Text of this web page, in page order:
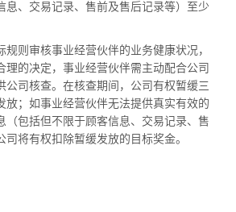
息、交易记录、售前及售后记录等）至少
规则审核事业经营伙伴的业务健康状况，
理的决定，事业经营伙伴需主动配合公司
公司核查。在核查期间，公司有权暂缓三
放；如事业经营伙伴无法提供真实有效的
（包括但不限于顾客信息、交易记录、售
司将有权扣除暂缓发放的目标奖金。